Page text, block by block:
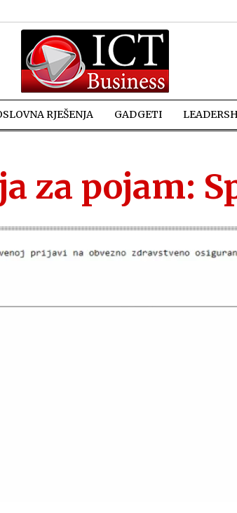
RJEŠENJA GADGETI
za pojam: